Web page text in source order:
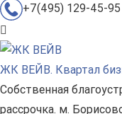
+7(495) 129-45-95
ЖК ВЕЙВ. Квартал
Собственная
рассрочка. м.